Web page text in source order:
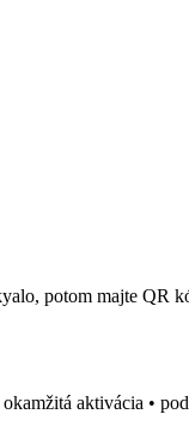
potom majte QR
aktivácia •